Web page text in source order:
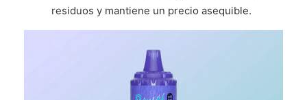
residuos y mantiene un precio asequible.